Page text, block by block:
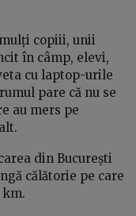
copiii, unii
în câmp, elevi,
cu laptop-urile
pare că nu se
au mers pe
din București
călătorie pe care